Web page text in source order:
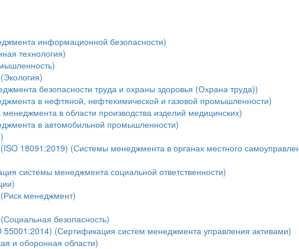
информационной безопасности)
технология)
безопасности труда и охраны здоровья (Охрана труда))
в нефтяной, нефтехимической и газовой промышленности)
в области производства изделий медицинских)
в автомобильной промышленности)
18091:2019) (Системы менеджмента в органах местного
системы менеджмента социальной ответственности)
менеджмент)
безопасность)
(Сертификация систем менеджмента управления активами)
и оборонная области)